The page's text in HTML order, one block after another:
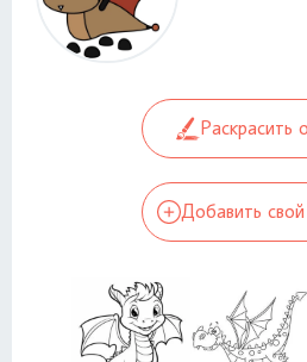
Раскрасить
Добавить